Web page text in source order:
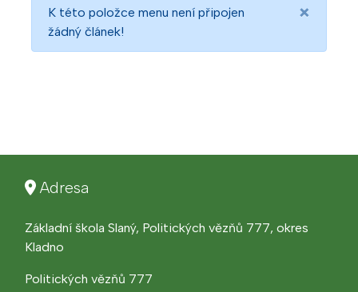
×
K této položce menu není připojen
žádný článek!
Adresa
Základní škola Slaný, Politických vězňů 777, okres
Kladno
Politických vězňů 777